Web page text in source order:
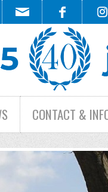
CONTACT &